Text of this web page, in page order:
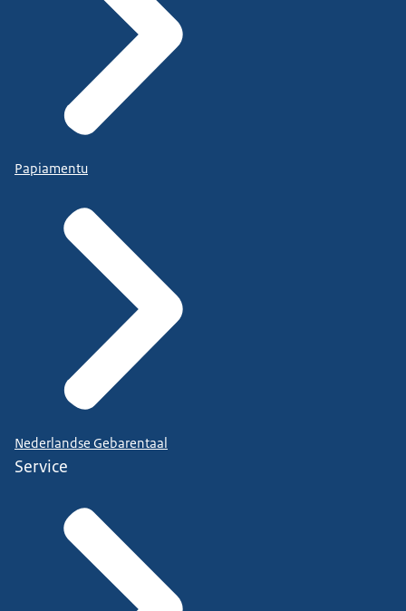
Papiamentu
Nederlandse Gebarentaal
Service